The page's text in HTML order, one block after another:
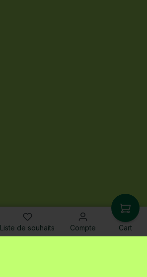
Liste de souhaits Compte Cart